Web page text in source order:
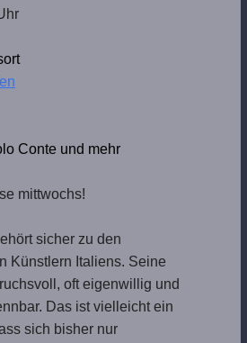
Conte und mehr
mittwochs!
sicher zu den
Künstlern Italiens. Seine
oft eigenwillig und
Das ist vielleicht ein
sich bisher nur